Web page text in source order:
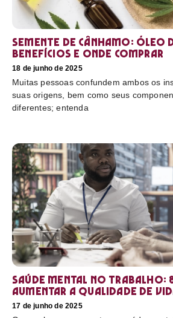
Semente de cânhamo: óleo
benefícios e onde comprar
18 de junho de 2025
Muitas pessoas confundem ambos os
suas origens, bem como seus
diferentes; entenda
Saúde mental no trabalho:
aumentar a qualidade de
17 de junho de 2025